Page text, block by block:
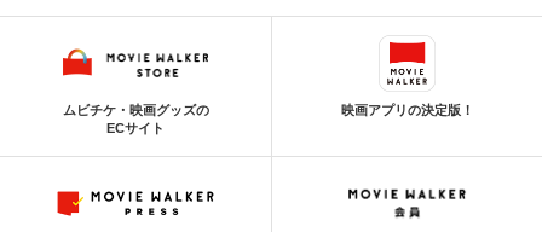
ムビチケ・映画グッズの
ECサイト
映画アプリの決定版！